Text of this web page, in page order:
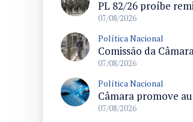
07/08/2026
Política Nacional
07/08/2026
Política Nacional
07/08/2026